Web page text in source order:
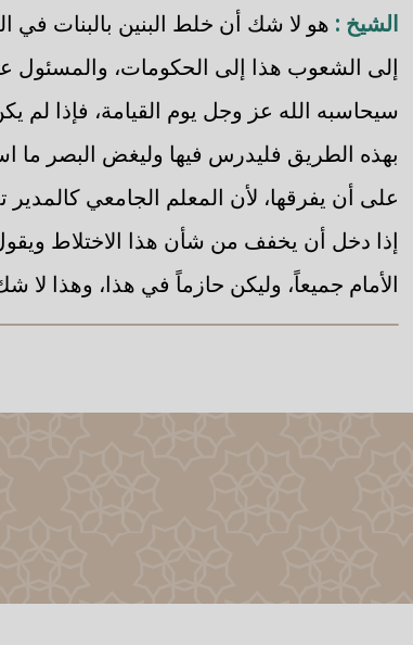
الشيخ : هو لا شك أن خلط البنين بالبنات في
إلى الشعوب هذا إلى الحكومات، والمسئول
سيحاسبه الله عز وجل يوم القيامة، فإذا لم
بهذه الطريق فليدرس فيها وليغض البصر ما
على أن يفرقها، لأن المعلم الجامعي
إذا دخل أن يخفف من شأن هذا الاختلاط
الأمام جميعاً، وليكن حازماً في هذا، وهذا لا